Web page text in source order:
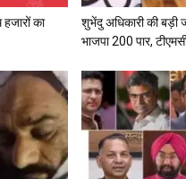
का
शुभेंदु अधिकारी की बड़ी
भाजपा 200 पार,